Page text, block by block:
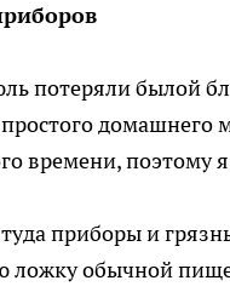
потеряли былой
домашнего
времени, поэтому
приборы и
ложку обычной